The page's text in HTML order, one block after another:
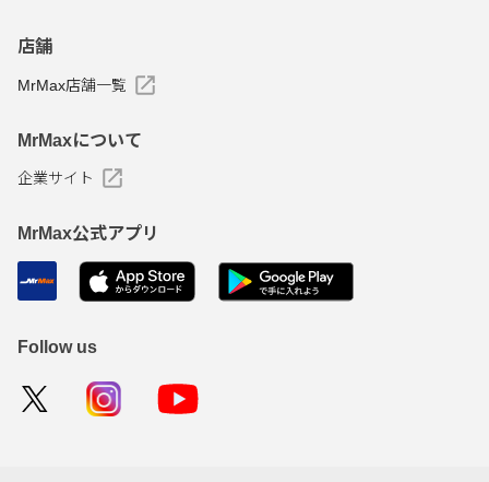
店舗
MrMax店舗一覧
MrMaxについて
企業サイト
MrMax公式アプリ
Follow us